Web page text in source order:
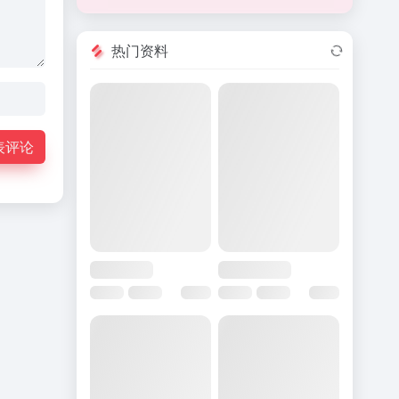
评论
热门资料